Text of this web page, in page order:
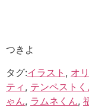
つきよ
タグ:イラスト , オ
ティ , テンペストく
ゃん, ラムネくん,